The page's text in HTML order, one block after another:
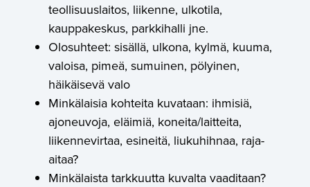
teollisuuslaitos, liikenne, ulkotila,
kauppakeskus, parkkihalli jne.
Olosuhteet: sisällä, ulkona, kylmä, kuuma,
valoisa, pimeä, sumuinen, pölyinen,
häikäisevä valo
Minkälaisia kohteita kuvataan: ihmisiä,
ajoneuvoja, eläimiä, koneita/laitteita,
liikennevirtaa, esineitä, liukuhihnaa, raja-
aitaa?
Minkälaista tarkkuutta kuvalta vaaditaan?